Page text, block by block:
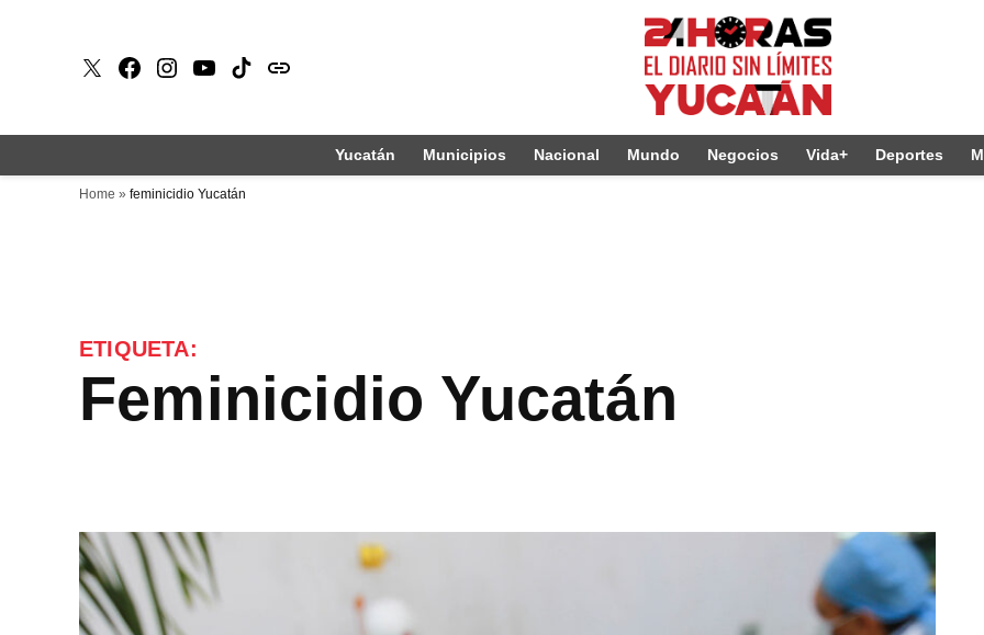
X Faceboook
Instagram
Youtube
Tiktokissuu
Yucatán Municipios Nacional Mundo Negocios Vida+ Deportes
Home » feminicidio Yucatán
ETIQUETA:
feminicidio Yucatán